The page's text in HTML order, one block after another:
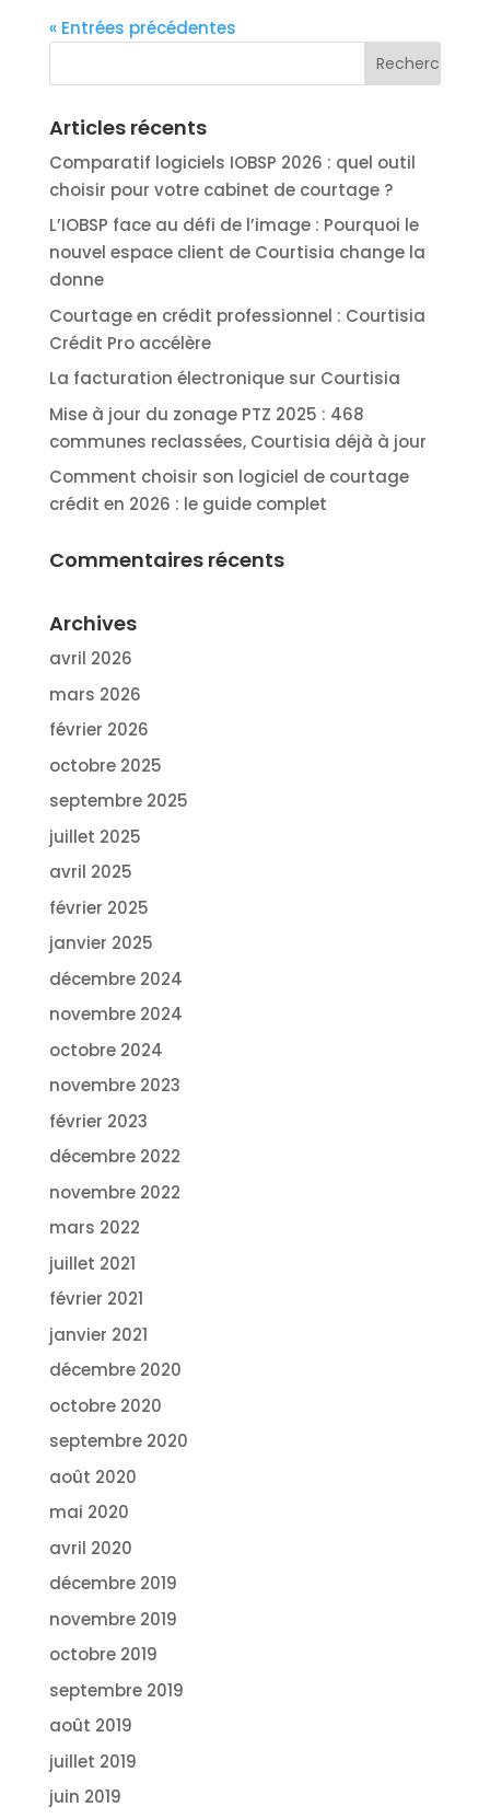
« Entrées précédentes
Articles récents
Comparatif logiciels IOBSP 2026 : quel outil
choisir pour votre cabinet de courtage ?
L’IOBSP face au défi de l’image : Pourquoi le
nouvel espace client de Courtisia change la
donne
Courtage en crédit professionnel : Courtisia
Crédit Pro accélère
La facturation électronique sur Courtisia
Mise à jour du zonage PTZ 2025 : 468
communes reclassées, Courtisia déjà à jour
Comment choisir son logiciel de courtage
crédit en 2026 : le guide complet
Commentaires récents
Archives
avril 2026
mars 2026
février 2026
octobre 2025
septembre 2025
juillet 2025
avril 2025
février 2025
janvier 2025
décembre 2024
novembre 2024
octobre 2024
novembre 2023
février 2023
décembre 2022
novembre 2022
mars 2022
juillet 2021
février 2021
janvier 2021
décembre 2020
octobre 2020
septembre 2020
août 2020
mai 2020
avril 2020
décembre 2019
novembre 2019
octobre 2019
septembre 2019
août 2019
juillet 2019
juin 2019